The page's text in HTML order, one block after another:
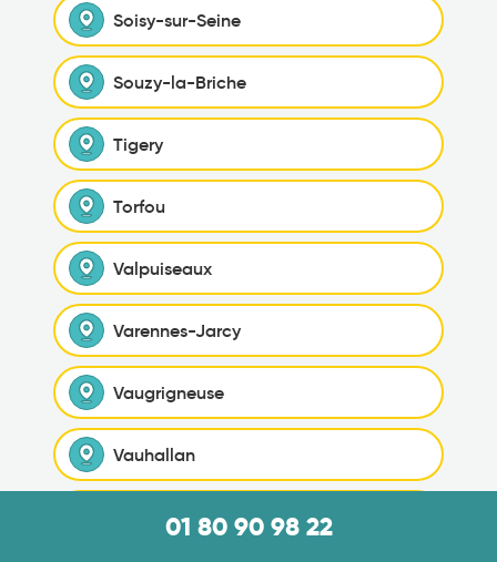
Soisy-sur-Seine
Souzy-la-Briche
Tigery
Torfou
Valpuiseaux
Varennes-Jarcy
Vaugrigneuse
Vauhallan
Vayres-sur-Essonne
01 80 90 98 22